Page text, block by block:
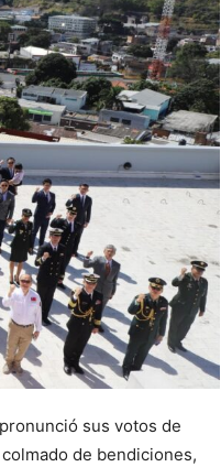
sus votos de
de bendiciones,